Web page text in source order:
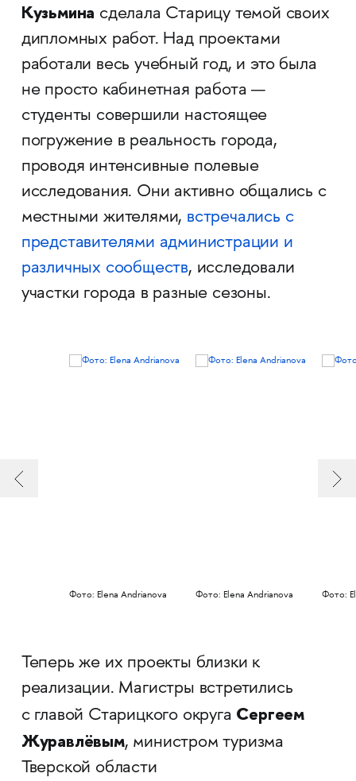
Кузьмина сделала Старицу темой своих
дипломных работ. Над проектами
работали весь учебный год, и это была
не просто кабинетная работа —
студенты совершили настоящее
погружение в реальность города,
проводя интенсивные полевые
исследования. Они активно общались с
местными жителями, встречались с
представителями администрации и
различных сообществ, исследовали
участки города в разные сезоны.
Фото: Elena Andrianova Фото: Elena Andrianova Фото:
Теперь же их проекты близки к
реализации. Магистры встретились
с главой Старицкого округа Сергеем
Журавлёвым, министром туризма
Тверской области